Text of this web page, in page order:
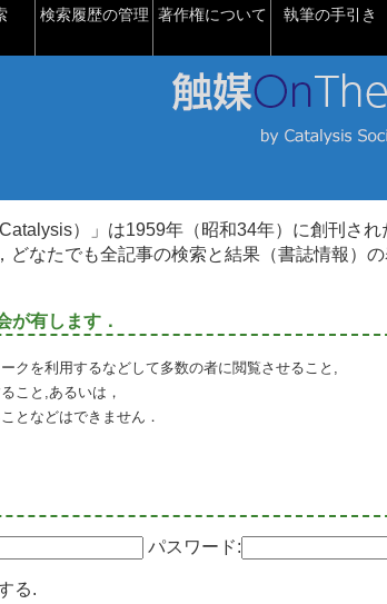
検索履歴の管理 著作権について 執筆の手引き
）」は1959年（昭和34年）に創刊され
どなたでも全記事の検索と結果（書誌情報）
が有します．
クを利用するなどして多数の者に閲覧させること,
こと,あるいは，
となどはできません．
パスワード:
る.